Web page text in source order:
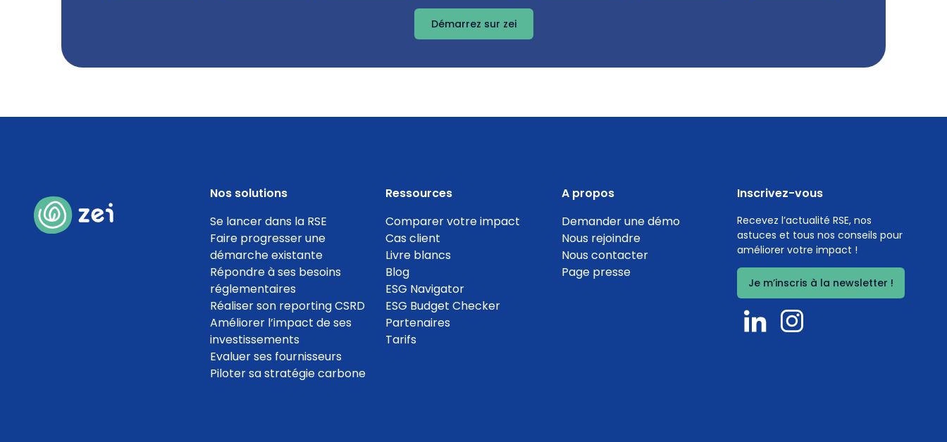
Démarrez sur zei
Nos solutions
Se lancer dans la RSE
Faire progresser une
démarche existante
Répondre à ses besoins
réglementaires
Réaliser son reporting CSRD
Améliorer l’impact de ses
investissements
Evaluer ses fournisseurs
Piloter sa stratégie carbone
Ressources
Comparer votre impact
Cas client
Livre blancs
Blog
ESG Navigator
ESG Budget Checker
Partenaires
Tarifs
A propos
Demander une démo
Nous rejoindre
Nous contacter
Page presse
Inscrivez-vous
Recevez l’actualité RSE, nos
astuces et tous nos conseils pour
améliorer votre impact !
Je m’inscris à la newsletter !